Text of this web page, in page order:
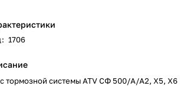
: 1706
тормозной системы ATV СФ 500/A/A2, X5, X6